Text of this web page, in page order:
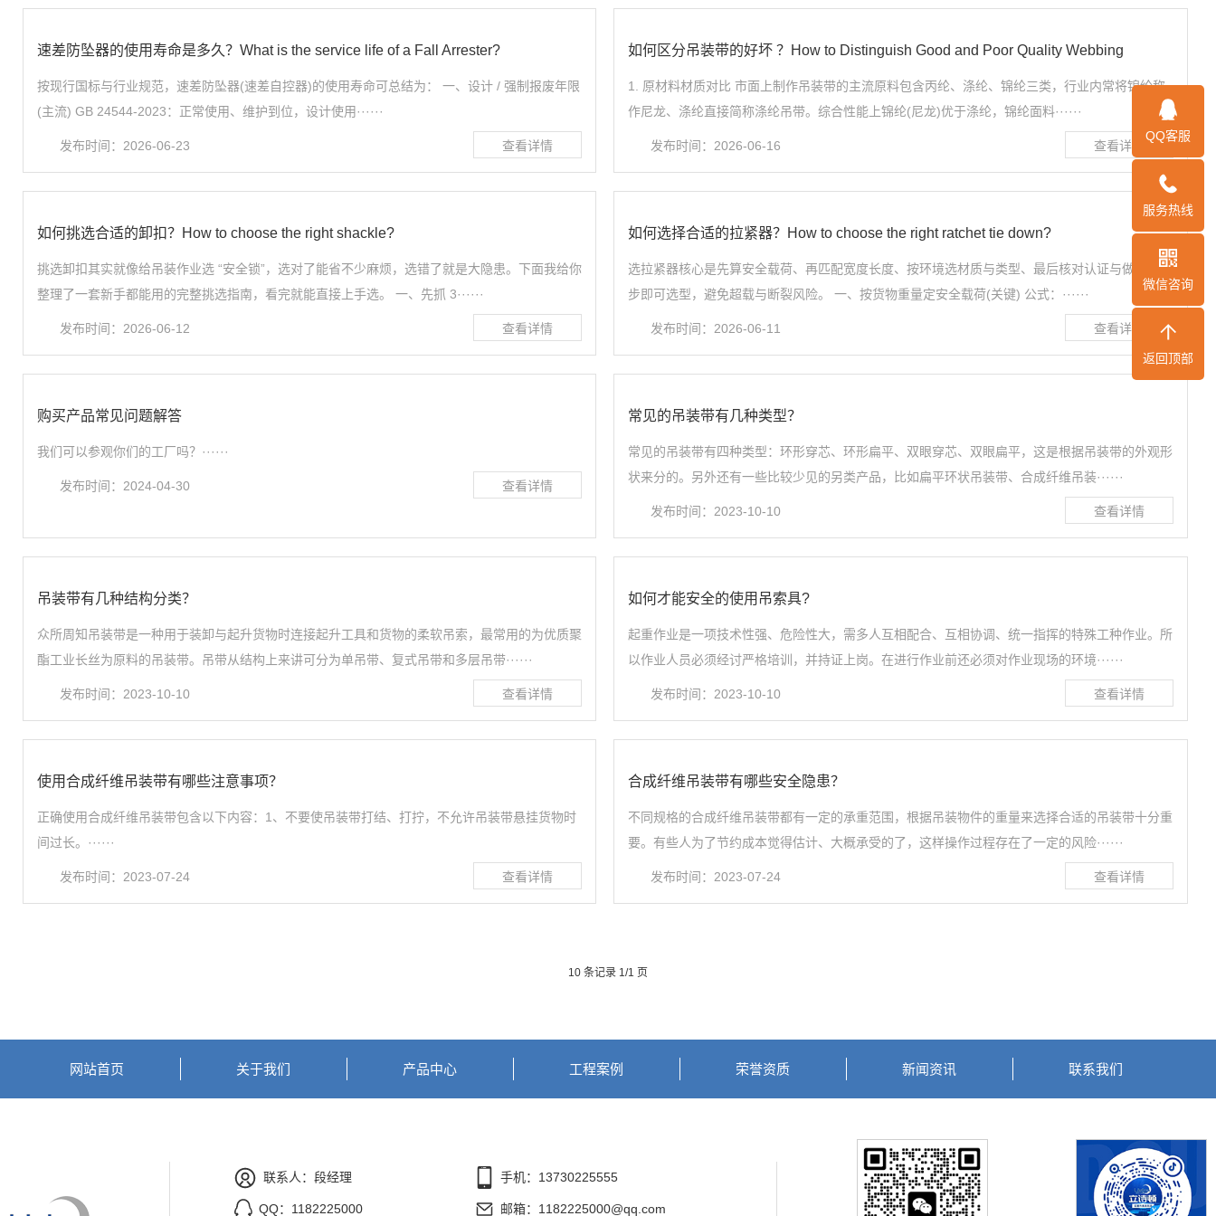
速差防坠器的使用寿命是多久？What is the service life of a Fall Arrester?
按现行国标与行业规范，速差防坠器(速差自控器)的使用寿命可总结为： 一、设计 / 强制报废年限
(主流) GB 24544-2023：正常使用、维护到位，设计使用······
发布时间：2026-06-23
如何区分吊装带的好坏 ？How to Distinguish Good and Poor Quality Webbing
1. 原材料材质对比 市面上制作吊装带的主流原料包含丙纶、涤纶、锦纶三类，行业内常将锦纶称
作尼龙、涤纶直接简称涤纶吊带。综合性能上锦纶(尼龙)优于涤纶，锦纶面料······
发布时间：2026-06-16
如何挑选合适的卸扣？How to choose the right shackle?
挑选卸扣其实就像给吊装作业选 “安全锁”，选对了能省不少麻烦，选错了就是大隐患。下面我给你
整理了一套新手都能用的完整挑选指南，看完就能直接上手选。 一、先抓 3······
发布时间：2026-06-12
如何选择合适的拉紧器？How to choose the right ratchet tie down?
选拉紧器核心是先算安全载荷、再匹配宽度长度、按环境选材质与类型、最后核对认证与做工，四
步即可选型，避免超载与断裂风险。 一、按货物重量定安全载荷(关键) 公式：······
发布时间：2026-06-11
购买产品常见问题解答
我们可以参观你们的工厂吗？······
发布时间：2024-04-30
常见的吊装带有几种类型？
常见的吊装带有四种类型：环形穿芯、环形扁平、双眼穿芯、双眼扁平，这是根据吊装带的外观形
状来分的。另外还有一些比较少见的另类产品，比如扁平环状吊装带、合成纤维吊装······
发布时间：2023-10-10
吊装带有几种结构分类？
众所周知吊装带是一种用于装卸与起升货物时连接起升工具和货物的柔软吊索，最常用的为优质聚
酯工业长丝为原料的吊装带。吊带从结构上来讲可分为单吊带、复式吊带和多层吊带······
发布时间：2023-10-10
如何才能安全的使用吊索具?
起重作业是一项技术性强、危险性大，需多人互相配合、互相协调、统一指挥的特殊工种作业。所
以作业人员必须经讨严格培训，并持证上岗。在进行作业前还必须对作业现场的环境······
发布时间：2023-10-10
使用合成纤维吊装带有哪些注意事项？
正确使用合成纤维吊装带包含以下内容：1、不要使吊装带打结、打拧，不允许吊装带悬挂货物时
间过长。······
发布时间：2023-07-24
合成纤维吊装带有哪些安全隐患？
不同规格的合成纤维吊装带都有一定的承重范围，根据吊装物件的重量来选择合适的吊装带十分重
要。有些人为了节约成本觉得估计、大概承受的了，这样操作过程存在了一定的风险······
发布时间：2023-07-24
10 条记录 1/1 页
网站首页 关于我们 产品中心 工程案例 荣誉资质 新闻资讯 联系我们
联系人：段经理 手机：13730225555
QQ：1182225000 邮箱：1182225000@qq.com
QQ客服
服务热线
微信咨询
返回顶部